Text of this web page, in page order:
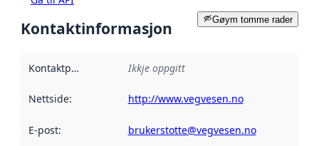
Gøym tomme rader
Kontaktinformasjon
Kontaktpunkt Ikkje oppgitt
Nettside: http://www.vegvesen.no
E-post: brukerstotte@vegvesen.no